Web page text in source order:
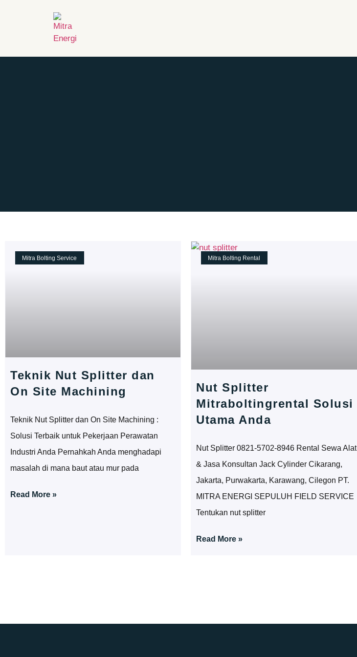
Mitra Bolting Service
Teknik Nut Splitter dan
On Site Machining
Teknik Nut Splitter dan On Site Machining :
Solusi Terbaik untuk Pekerjaan Perawatan
Industri Anda Pernahkah Anda menghadapi
masalah di mana baut atau mur pada
Read More »
Mitra Bolting Rental
Nut Splitter
Mitraboltingrental Solusi
Utama Anda
Nut Splitter 0821-5702-8946 Rental Sewa Alat
& Jasa Konsultan Jack Cylinder Cikarang,
Jakarta, Purwakarta, Karawang, Cilegon PT.
MITRA ENERGI SEPULUH FIELD SERVICE
Tentukan nut splitter
Read More »